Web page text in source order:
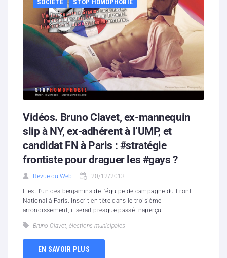
SOCIÉTÉ STOP HOMOPHOBIE
Vidéos. Bruno Clavet, ex-mannequin
slip à NY, ex-adhérent à l’UMP, et
candidat FN à Paris : #stratégie
frontiste pour draguer les #gays ?
Revue du Web 20/12/2013
ll est l'un des benjamins de l'équipe de campagne du Front
National à Paris. Inscrit en tête dans le troisième
arrondissement, il serait presque passé inaperçu...
Bruno Clavet, élections municipales
EN SAVOIR PLUS